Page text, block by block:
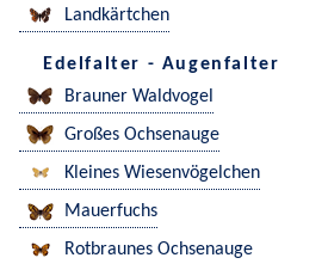
Landkärtchen
Edelfalter - Augenfalter
Brauner Waldvogel
Großes Ochsenauge
Kleines Wiesenvögelchen
Mauerfuchs
Rotbraunes Ochsenauge